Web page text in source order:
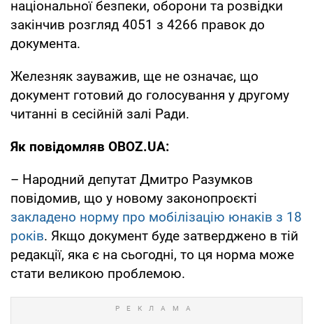
національної безпеки, оборони та розвідки
закінчив розгляд 4051 з 4266 правок до
документа.
Железняк зауважив, ще не означає, що
документ готовий до голосування у другому
читанні в сесійній залі Ради.
Як повідомляв OBOZ.UA:
– Народний депутат Дмитро Разумков
повідомив, що у новому законопроєкті
закладено норму про мобілізацію юнаків з 18
років. Якщо документ буде затверджено в тій
редакції, яка є на сьогодні, то ця норма може
стати великою проблемою.